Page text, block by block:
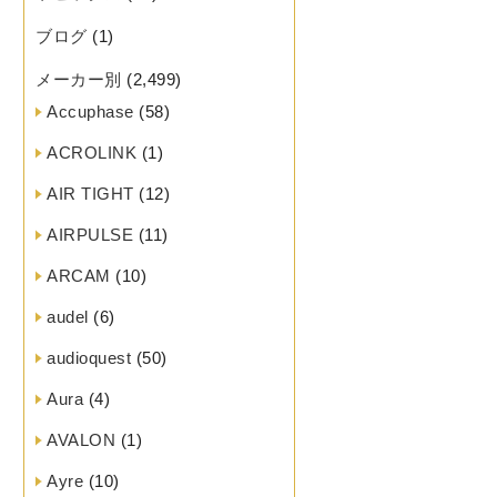
ブログ (1)
メーカー別 (2,499)
Accuphase (58)
ACROLINK (1)
AIR TIGHT (12)
AIRPULSE (11)
ARCAM (10)
audel (6)
audioquest (50)
Aura (4)
AVALON (1)
Ayre (10)